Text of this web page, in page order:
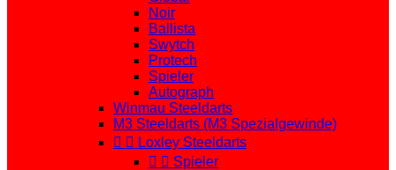
Noir
Ballista
Swytch
Protech
Spieler
Autograph
Winmau Steeldarts
M3 Steeldarts (M3 Spezialgewinde)
  Loxley Steeldarts
  Spieler